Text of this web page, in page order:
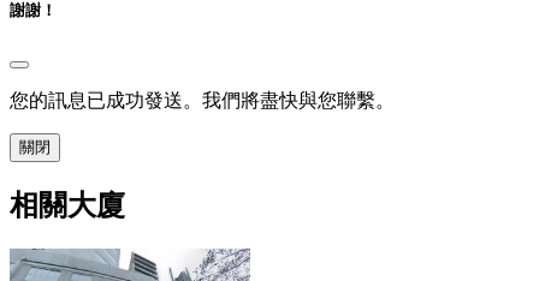
謝謝！
您的訊息已成功發送。我們將盡快與您聯繫。
關閉
相關大廈